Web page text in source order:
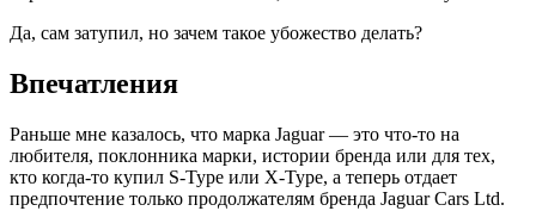
Да, сам затупил, но зачем такое убожество делать?
Впечатления
Раньше мне казалось, что марка Jaguar — это что-то на
любителя, поклонника марки, истории бренда или для тех,
кто когда-то купил S-Type или X-Type, а теперь отдает
предпочтение только продолжателям бренда Jaguar Cars Ltd.